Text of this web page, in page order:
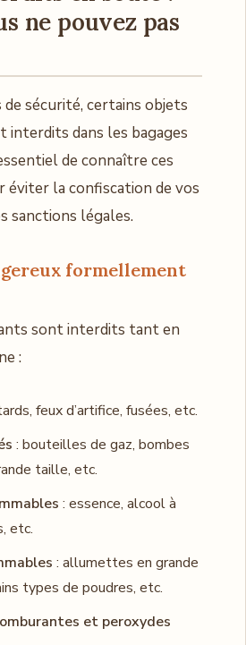
ne pouvez pas
de sécurité, certains objets
dans les bagages
de connaître ces
la confiscation de vos
sanctions légales.
formellement
sont interdits tant en
:
feux d’artifice, fusées, etc.
: bouteilles de gaz, bombes
taille, etc.
: essence, alcool à
etc.
: allumettes en grande
types de poudres, etc.
et peroxydes